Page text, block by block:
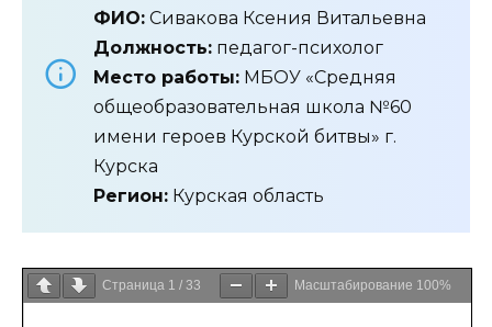
ФИО: Сивакова Ксения Витальевна
Должность: педагог-психолог
Место работы: МБОУ «Средняя
общеобразовательная школа №60
имени героев Курской битвы» г.
Курска
Регион: Курская область
Страница 1 / 33 Масштабирование 100%